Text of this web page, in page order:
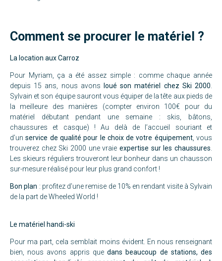
Comment se procurer le matériel ?
La location aux Carroz
Pour Myriam, ça a été assez simple : comme chaque année
depuis 15 ans, nous avons loué son matériel chez Ski 2000
Sylvain et son équipe sauront vous équiper de la tête aux pieds de
la meilleure des manières (compter environ 100€ pour du
matériel débutant pendant une semaine : skis, bâtons,
chaussures et casque) ! Au delà de l’accueil souriant et
d’unservice de qualité pour le choix de votre équipement, vous
trouverez chez Ski 2000 une vraie expertise sur les chaussures
Les skieurs réguliers trouveront leur bonheur dans un chausson
sur-mesure réalisé pour leur plus grand confort !
Bon plan : profitez d’une remise de 10% en rendant visite à Sylvain
de la part de Wheeled World !
Le matériel handi-ski
Pour ma part, cela semblait moins évident. En nous renseignant
bien, nous avons appris quedans beaucoup de stations, des